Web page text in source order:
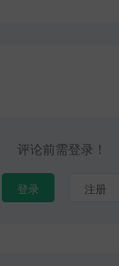
评论前需登录！
登录 注册